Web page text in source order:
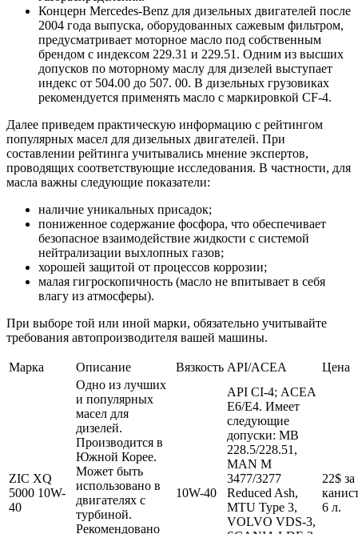
Концерн Mercedes-Benz для дизельных двигателей после
2004 года выпуска, оборудованных сажевым фильтром,
предусматривает моторное масло под собственным
брендом с индексом 229.31 и 229.51. Одним из высших
допусков по моторному маслу для дизелей выступает
индекс от 504.00 до 507. 00. В дизельных грузовиках
рекомендуется применять масло с маркировкой СF-4.
Далее приведем практическую информацию с рейтингом
популярных масел для дизельных двигателей. При
составлении рейтинга учитывались мнение экспертов,
проводящих соответствующие исследования. В частности, для
масла важны следующие показатели:
наличие уникальных присадок;
пониженное содержание фосфора, что обеспечивает
безопасное взаимодействие жидкости с системой
нейтрализации выхлопных газов;
хорошей защитой от процессов коррозии;
малая гигроскопичность (масло не впитывает в себя
влагу из атмосферы).
При выборе той или иной марки, обязательно учитывайте
требования автопроизводителя вашей машины.
Марка Описание Вязкость API/ACEA Цена
ZIC XQ
5000 10W-
40
Одно из лучших
и популярных
масел для
дизелей.
Производится в
Южной Корее.
Может быть
использовано в
двигателях с
турбиной.
Рекомендовано
10W-40
API CІ-4; ACEA
E6/E4. Имеет
следующие
допуски: MB
228.5/228.51,
MAN M
3477/3277
Reduced Ash,
MTU Type 3,
VOLVO VDS-3,
22$ за
6 л.